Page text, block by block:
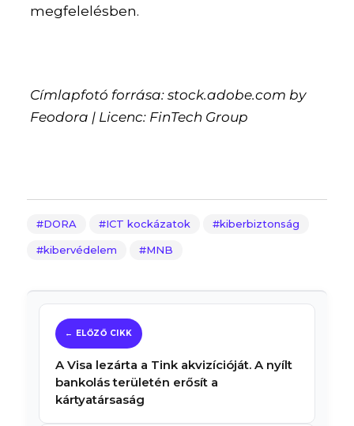
megfelelésben.
Címlapfotó forrása: stock.adobe.com by
Feodora | Licenc: FinTech Group
DORA ICT kockázatok kiberbiztonság
kibervédelem MNB
A Visa lezárta a Tink akvizícióját. A nyílt
bankolás területén erősít a
kártyatársaság